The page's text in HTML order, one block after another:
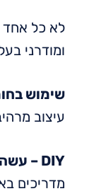
לא כל אחד
ומודרני
שימוש
עיצוב
DIY – עשה זאת בעצמך
מדריכים